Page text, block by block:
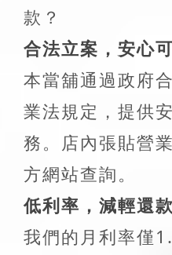
款？
合法立案，安心
本當舖通過政府
業法規定，提供
務。店內張貼營
方網站查詢。
低利率，減輕還
我們的月利率僅